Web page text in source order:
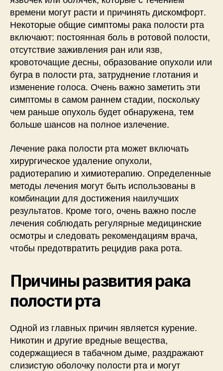
времени могут расти и причинять дискомфорт.
Некоторые общие симптомы рака полости рта
включают: постоянная боль в ротовой полости,
отсутствие заживления ран или язв,
кровоточащие десны, образование опухоли или
бугра в полости рта, затруднение глотания и
изменение голоса. Очень важно заметить эти
симптомы в самом раннем стадии, поскольку
чем раньше опухоль будет обнаружена, тем
больше шансов на полное излечение.
Лечение рака полости рта может включать
хирургическое удаление опухоли,
радиотерапию и химиотерапию. Определенные
методы лечения могут быть использованы в
комбинации для достижения наилучших
результатов. Кроме того, очень важно после
лечения соблюдать регулярные медицинские
осмотры и следовать рекомендациям врача,
чтобы предотвратить рецидив рака рота.
Причины развития рака
полости рта
Одной из главных причин является курение.
Никотин и другие вредные вещества,
содержащиеся в табачном дыме, раздражают
слизистую оболочку полости рта и могут